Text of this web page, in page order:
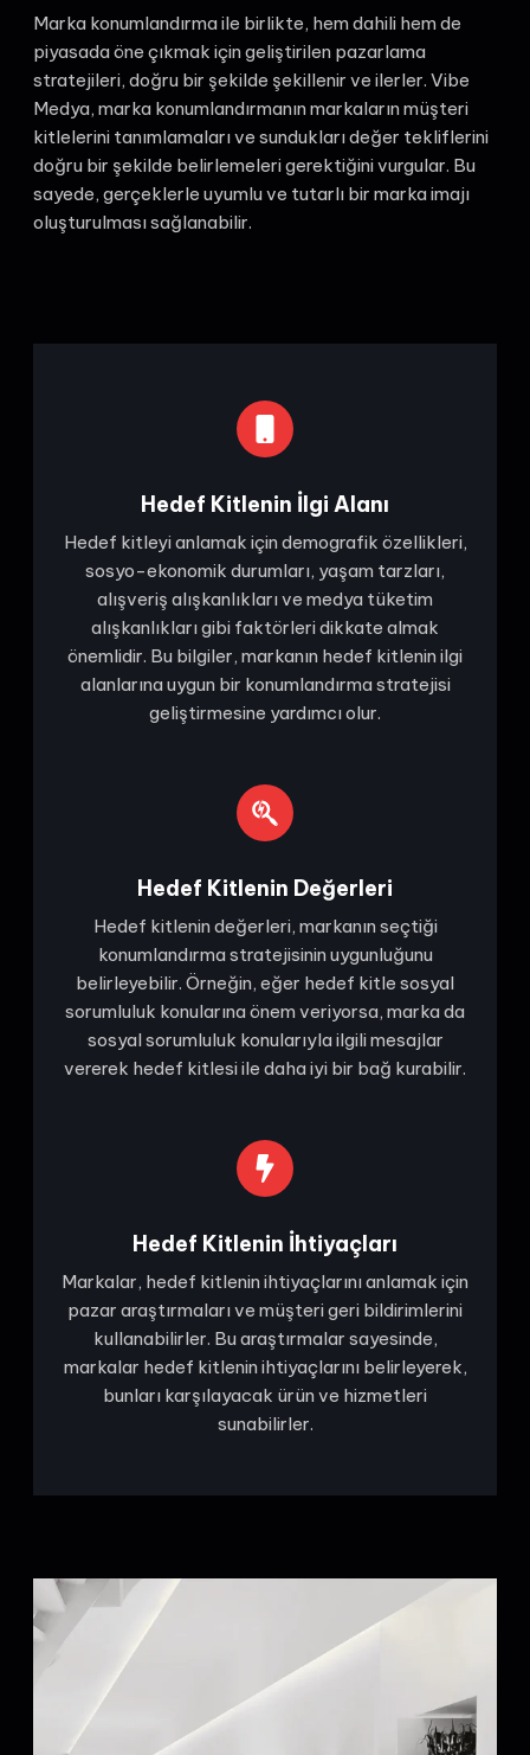
Marka konumlandırma ile birlikte, hem dahili hem de
piyasada öne çıkmak için geliştirilen pazarlama
stratejileri, doğru bir şekilde şekillenir ve ilerler. Vibe
Medya, marka konumlandırmanın markaların müşteri
kitlelerini tanımlamaları ve sundukları değer tekliflerini
doğru bir şekilde belirlemeleri gerektiğini vurgular. Bu
sayede, gerçeklerle uyumlu ve tutarlı bir marka imajı
oluşturulması sağlanabilir.
Hedef Kitlenin İlgi Alanı
Hedef kitleyi anlamak için demografik özellikleri,
sosyo-ekonomik durumları, yaşam tarzları,
alışveriş alışkanlıkları ve medya tüketim
alışkanlıkları gibi faktörleri dikkate almak
önemlidir. Bu bilgiler, markanın hedef kitlenin ilgi
alanlarına uygun bir konumlandırma stratejisi
geliştirmesine yardımcı olur.
Hedef Kitlenin Değerleri
Hedef kitlenin değerleri, markanın seçtiği
konumlandırma stratejisinin uygunluğunu
belirleyebilir. Örneğin, eğer hedef kitle sosyal
sorumluluk konularına önem veriyorsa, marka da
sosyal sorumluluk konularıyla ilgili mesajlar
vererek hedef kitlesi ile daha iyi bir bağ kurabilir.
Hedef Kitlenin İhtiyaçları
Markalar, hedef kitlenin ihtiyaçlarını anlamak için
pazar araştırmaları ve müşteri geri bildirimlerini
kullanabilirler. Bu araştırmalar sayesinde,
markalar hedef kitlenin ihtiyaçlarını belirleyerek,
bunları karşılayacak ürün ve hizmetleri
sunabilirler.